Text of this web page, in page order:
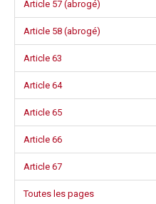
Article 57 (abrogé)
Article 58 (abrogé)
Article 63
Article 64
Article 65
Article 66
Article 67
Toutes les pages